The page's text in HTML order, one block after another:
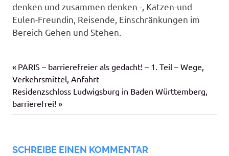
denken und zusammen denken -, Katzen-und
Eulen-Freundin, Reisende, Einschränkungen im
Bereich Gehen und Stehen.
Beitragsnavigation
Vorheriger
Beitrag:
PARIS – barrierefreier als gedacht! – 1. Teil – Wege,
Verkehrsmittel, Anfahrt
Nächster
Beitrag:
Residenzschloss Ludwigsburg in Baden Württemberg,
barrierefrei!
SCHREIBE EINEN KOMMENTAR